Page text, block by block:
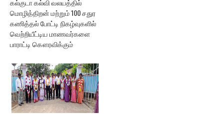
கல்குடா கல்வி வலயத்தில்
மொழித்திறன் மற்றும் 100 சதுர
கணித்தல் போட்டி நிகழ்வுகளில்
வெற்றியீட்டிய மாணவர்களை
பாராட்டி கௌரவிக்கும்